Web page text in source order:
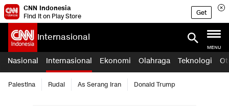
CNN Indonesia
Find it on Play Store
Get
Internasional
MENU
Nasional Internasional Ekonomi Olahraga Teknologi
Palestina Rudal As Serang Iran Donald Trump